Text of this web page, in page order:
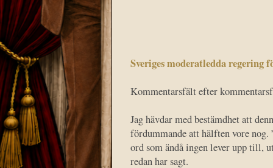
Sveriges moderatledda regering
Kommentarsfält efter
Jag hävdar med bestämdhet att
fördummande att hälften vore nog.
ord som ändå ingen lever upp till,
redan har sagt.